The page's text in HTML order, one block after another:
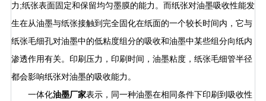
力;纸张表面固定和保留均匀墨膜的能力。而纸张对油墨吸收性能发
生在从油墨与纸张接触到完全固化在纸面的一个较长时间内，它与
纸张毛细孔对油墨中的低粘度组分的吸收和油墨中某些组分向纸内
渗透作用有关。印刷压力，印刷时间，油墨粘度，纸张毛细管半径
都会影响纸张对油墨的吸收能力。
一体化油墨厂家表示，同一种油墨在相同条件下印刷到吸收性